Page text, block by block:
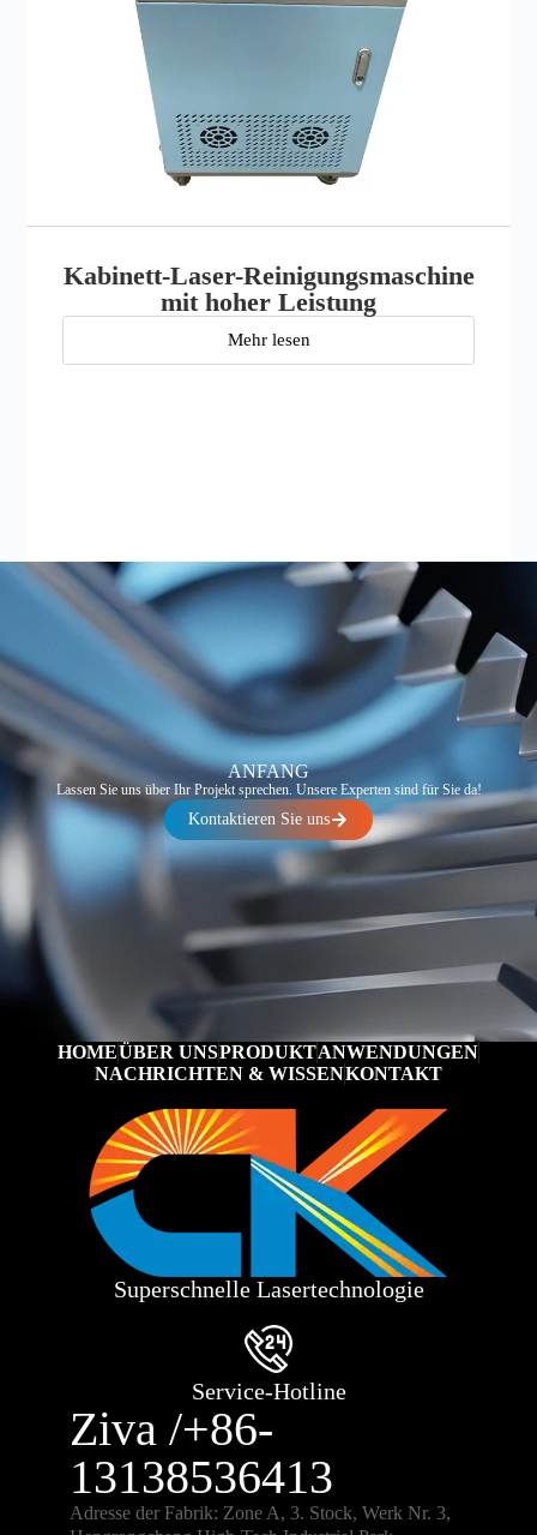
Kabinett-Laser-Reinigungsmaschine
mit hoher Leistung
Mehr lesen
ANFANG
Lassen Sie uns über Ihr Projekt sprechen. Unsere Experten sind für Sie da!
Kontaktieren Sie uns
HOMEÜBER UNSPRODUKTANWENDUNGEN
NACHRICHTEN & WISSENKONTAKT
Superschnelle Lasertechnologie
Service-Hotline
Ziva /+86-
13138536413
Adresse der Fabrik: Zone A, 3. Stock, Werk Nr. 3,